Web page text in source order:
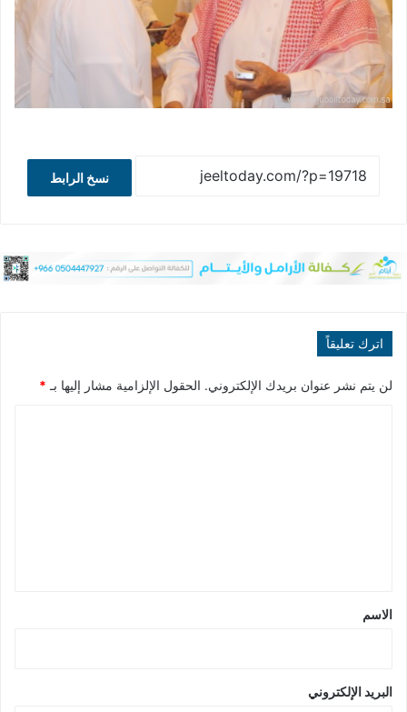
نسخ الرابط
اترك تعليقاً
لن يتم نشر عنوان بريدك الإلكتروني. الحقول الإلزامية مشار إليها بـ *
*
الاسم
البريد الإلكتروني